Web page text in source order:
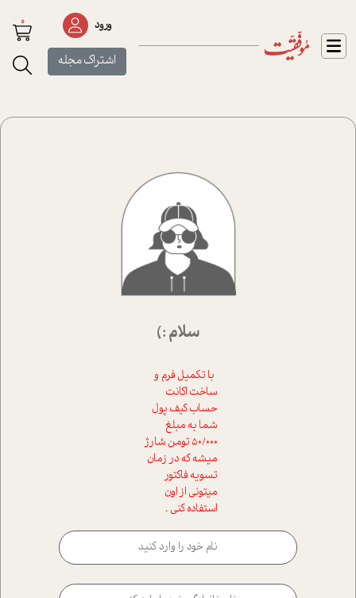
ورود
اشتراک مجله
0
سلام :)
با تکمیل فرم و
ساخت اکانت
حساب کیف پول
شما به مبلغ
50/000 تومن شارژ
میشه که در زمان
تسویه فاکتور
میتونی از اون
استفاده کنی .